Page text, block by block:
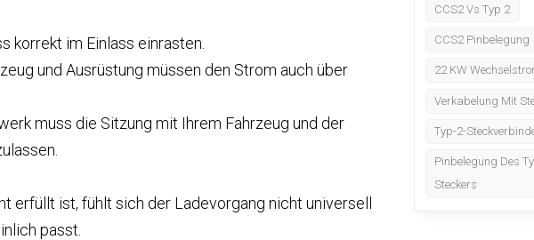
CCS2 Vs Typ 2
CCS2 Pinbelegung
22 KW
Verkabelung Mit
Typ-2-
Pinbelegung Des
Steckers
korrekt im Einlass einrasten.
und Ausrüstung müssen den Strom auch über
muss die Sitzung mit Ihrem Fahrzeug und der
erfüllt ist, fühlt sich der Ladevorgang nicht universell
passt.